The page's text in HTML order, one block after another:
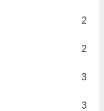
2
2
3
3